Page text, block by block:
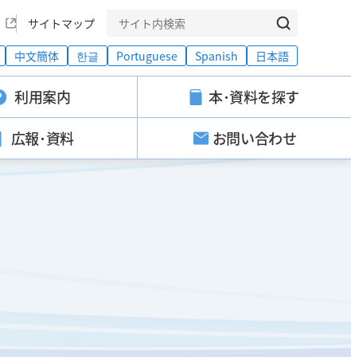
サイトマップ
中文簡体 한글 Portuguese Spanish 日本語
利用案内
本･資料を探す
広報･資料 お問い合わせ